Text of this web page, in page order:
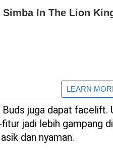
juga dapat facelift.
jadi lebih gampang
dan nyaman.